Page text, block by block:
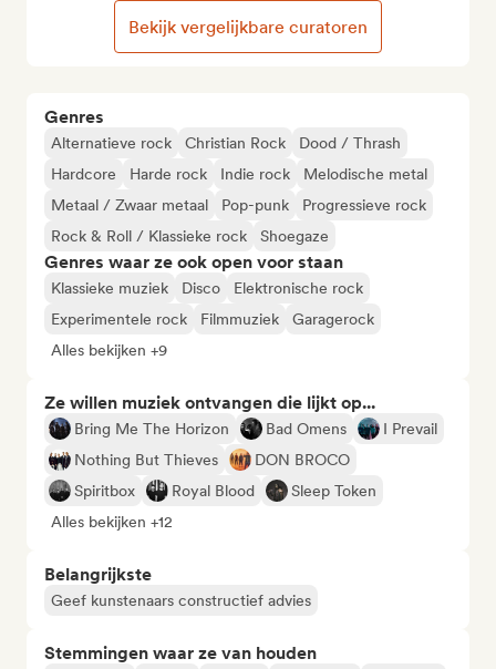
Genres
Alternatieve rock Christian Rock
Dood / Thrash
Hardcore
Harde rock Indie rock
Melodische metal
Metaal / Zwaar metaal
Pop-punk
Progressieve rock
Rock & Roll / Klassieke rock
Shoegaze
Genres waar ze ook open voor staan
Klassieke muziek Disco
Elektronische rock
Experimentele rock
Filmmuziek
Garagerock
Alles bekijken +9
Ze willen muziek ontvangen die lijkt op...
Bring Me The Horizon Bad Omens
I Prevail
Nothing But Thieves
DON BROCO
Spiritbox
Royal Blood
Sleep Token
Alles bekijken +12
Belangrijkste
Geef kunstenaars constructief advies
Stemmingen waar ze van houden
Bekijk vergelijkbare curatoren